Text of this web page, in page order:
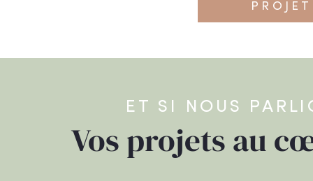
ET SI NOUS
Vos projets au